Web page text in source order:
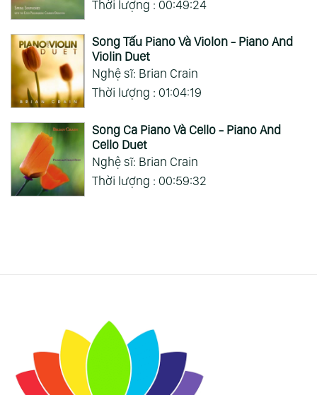
Thời lượng : 00:49:24
Song Tấu Piano Và Violon - Piano And
Violin Duet
Nghệ sĩ: Brian Crain
Thời lượng : 01:04:19
Song Ca Piano Và Cello - Piano And
Cello Duet
Nghệ sĩ: Brian Crain
Thời lượng : 00:59:32